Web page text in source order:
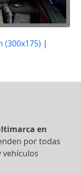
(300x175) |
en
por todas
vehículos